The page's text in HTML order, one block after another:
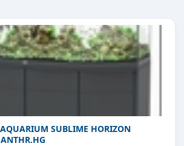
SUBLIME HORIZON